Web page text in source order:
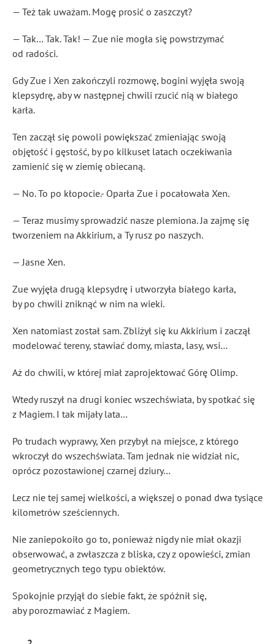
— Też tak uważam. Mogę prosić o zaszczyt?
— Tak… Tak. Tak! — Zue nie mogła się powstrzymać
od radości.
Gdy Zue i Xen zakończyli rozmowę, bogini wyjęła swoją
klepsydrę, aby w następnej chwili rzucić nią w białego
karła.
Ten zaczął się powoli powiększać zmieniając swoją
objętość i gęstość, by po kilkuset latach oczekiwania
zamienić się w ziemię obiecaną.
— No. To po kłopocie.- Oparła Zue i pocałowała Xen.
— Teraz musimy sprowadzić nasze plemiona. Ja zajmę się
tworzeniem na Akkirium, a Ty rusz po naszych.
— Jasne Xen.
Zue wyjęła drugą klepsydrę i utworzyła białego karła,
by po chwili zniknąć w nim na wieki.
Xen natomiast został sam. Zbliżył się ku Akkirium i zaczął
modelować tereny, stawiać domy, miasta, lasy, wsi…
Aż do chwili, w której miał zaprojektować Górę Olimp.
Wtedy ruszył na drugi koniec wszechświata, by spotkać się
z Magiem. I tak mijały lata…
Po trudach wyprawy, Xen przybył na miejsce, z którego
wkroczył do wszechświata. Tam jednak nie widział nic,
oprócz pozostawionej czarnej dziury…
Lecz nie tej samej wielkości, a większej o ponad dwa tysiące
kilometrów sześciennych.
Nie zaniepokoiło go to, ponieważ nigdy nie miał okazji
obserwować, a zwłaszcza z bliska, czy z opowieści, zmian
geometrycznych tego typu obiektów.
Spokojnie przyjął do siebie fakt, że spóźnił się,
aby porozmawiać z Magiem.